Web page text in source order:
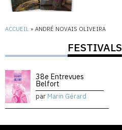
ACCUEIL » ANDRÉ NOVAIS OLIVEIRA
FESTIVALS
38e Entrevues
Belfort
par Marin Gérard